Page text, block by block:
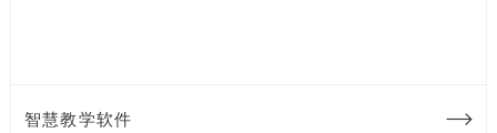
智慧教学软件